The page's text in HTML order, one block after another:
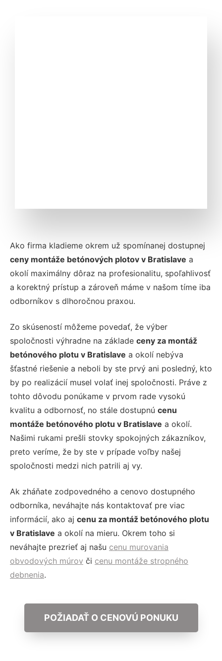
Ako firma kladieme okrem už spomínanej dostupnej
ceny montáže betónových plotov v Bratislave a
okolí maximálny dôraz na profesionalitu, spoľahlivosť
a korektný prístup a zároveň máme v našom tíme iba
odborníkov s dlhoročnou praxou.
Zo skúseností môžeme povedať, že výber
spoločnosti výhradne na základe ceny za montáž
betónového plotu v Bratislave a okolí nebýva
šťastné riešenie a neboli by ste prvý ani posledný, kto
by po realizácií musel volať inej spoločnosti. Práve z
tohto dôvodu ponúkame v prvom rade vysokú
kvalitu a odbornosť, no stále dostupnú cenu
montáže betónového plotu v Bratislave a okolí.
Našimi rukami prešli stovky spokojných zákazníkov,
preto veríme, že by ste v prípade voľby našej
spoločnosti medzi nich patrili aj vy.
Ak zháňate zodpovedného a cenovo dostupného
odborníka, neváhajte nás kontaktovať pre viac
informácií, ako aj cenu za montáž betónového plotu
v Bratislave a okolí na mieru. Okrem toho si
neváhajte prezrieť aj našu cenu murovania
obvodových múrov či cenu montáže stropného
debnenia.
POŽIADAŤ O CENOVÚ PONUKU